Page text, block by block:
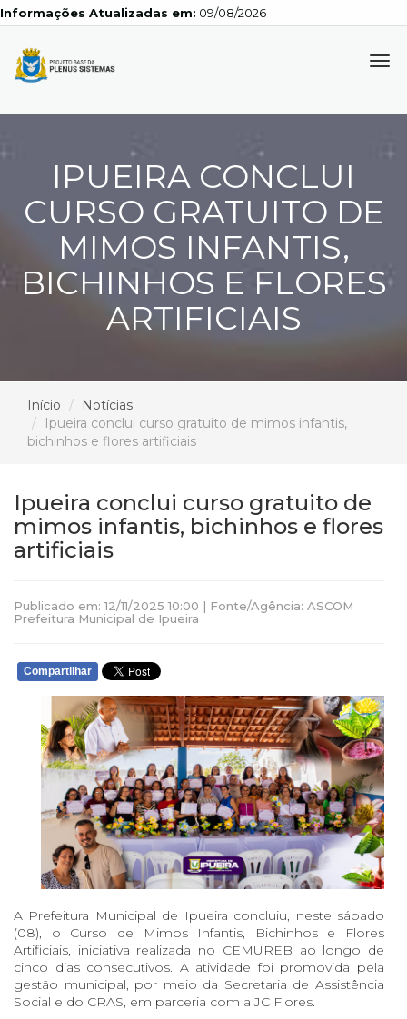
Atualizadas em: 09/08/2026
IPUEIRA CONCLUI
CURSO GRATUITO DE
MIMOS INFANTIS,
BICHINHOS E FLORES
ARTIFICIAIS
Início
Notícias
Ipueira conclui curso gratuito de mimos infantis,
bichinhos e flores artificiais
Ipueira conclui curso gratuito de
mimos infantis, bichinhos e flores
artificiais
Publicado em: 12/11/2025 10:00 | Fonte/Agência: ASCOM
Prefeitura Municipal de Ipueira
Compartilhar
A Prefeitura Municipal de Ipueira concluiu, neste sábado
(08), o Curso de Mimos Infantis, Bichinhos e Flores
Artificiais, iniciativa realizada no CEMUREB ao longo de
cinco dias consecutivos. A atividade foi promovida pela
gestão municipal, por meio da Secretaria de Assistência
Social e do CRAS, em parceria com a JC Flores.